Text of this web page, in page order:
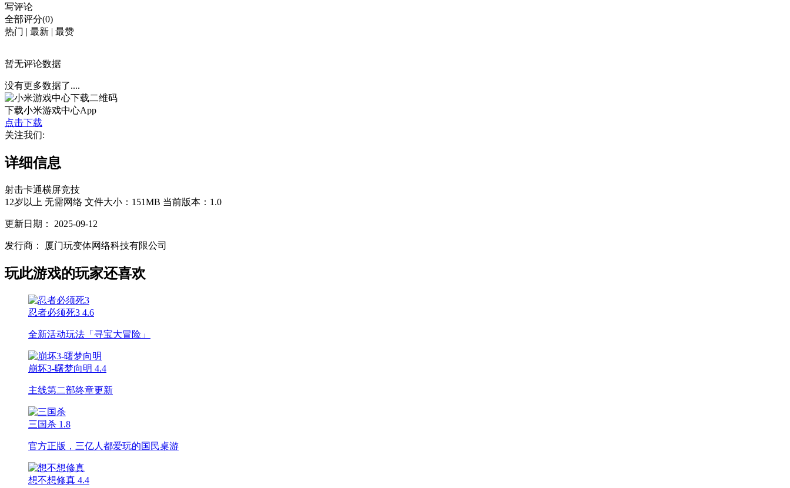
写评论
全部评分(0)
热门 | 最新 | 最赞
暂无评论数据
没有更多数据了....
下载小米游戏中心App
点击下载
关注我们:
详细信息
射击卡通横屏竞技
12岁以上 无需网络 文件大小：151MB 当前版本：1.0
更新日期： 2025-09-12
发行商： 厦门玩变体网络科技有限公司
玩此游戏的玩家还喜欢
忍者必须死3 4.6
全新活动玩法「寻宝大冒险」
崩坏3-曙梦向明 4.4
主线第二部终章更新
三国杀 1.8
官方正版，三亿人都爱玩的国民桌游
想不想修真 4.4